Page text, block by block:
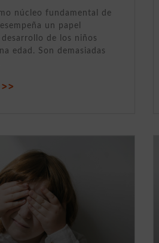
núcleo fundamental de
un papel
de los niños
edad. Son demasiadas